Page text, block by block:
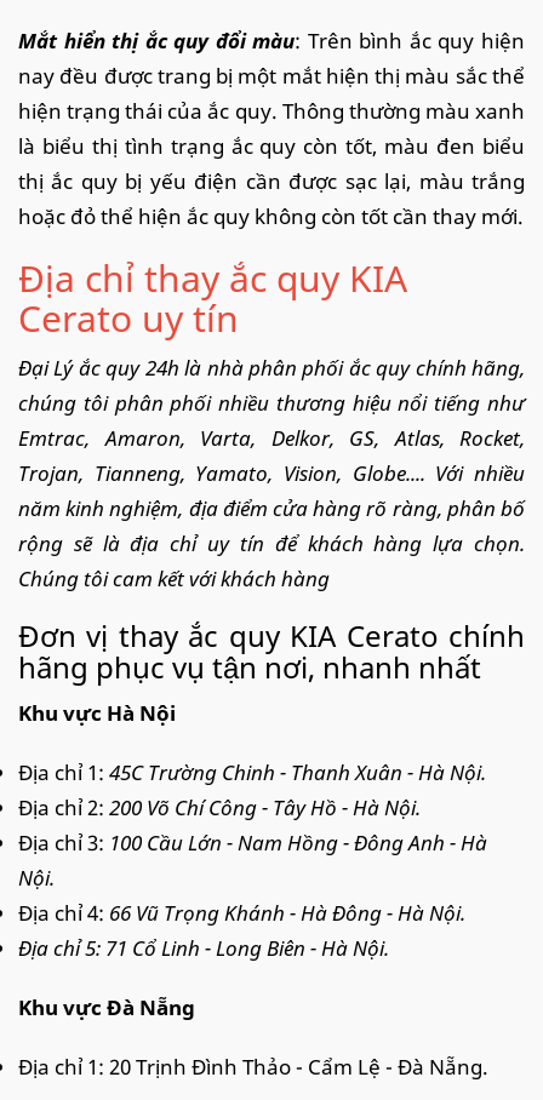
Mắt hiển thị ắc quy đổi màu: Trên bình ắc quy hiện
nay đều được trang bị một mắt hiện thị màu sắc thể
hiện trạng thái của ắc quy. Thông thường màu xanh
là biểu thị tình trạng ắc quy còn tốt, màu đen biểu
thị ắc quy bị yếu điện cần được sạc lại, màu trắng
hoặc đỏ thể hiện ắc quy không còn tốt cần thay mới.
Địa chỉ thay ắc quy KIA
Cerato uy tín
Đại Lý ắc quy 24h là nhà phân phối ắc quy chính hãng,
chúng tôi phân phối nhiều thương hiệu nổi tiếng như
Emtrac, Amaron, Varta, Delkor, GS, Atlas, Rocket,
Trojan, Tianneng, Yamato, Vision, Globe.... Với nhiều
năm kinh nghiệm, địa điểm cửa hàng rõ ràng, phân bố
rộng sẽ là địa chỉ uy tín để khách hàng lựa chọn.
Chúng tôi cam kết với khách hàng
Đơn vị thay ắc quy KIA Cerato chính
hãng phục vụ tận nơi, nhanh nhất
Khu vực Hà Nội
Địa chỉ 1: 45C Trường Chinh - Thanh Xuân - Hà Nội.
Địa chỉ 2: 200 Võ Chí Công - Tây Hồ - Hà Nội.
Địa chỉ 3: 100 Cầu Lớn - Nam Hồng - Đông Anh - Hà
Nội.
Địa chỉ 4: 66 Vũ Trọng Khánh - Hà Đông - Hà Nội.
Địa chỉ 5: 71 Cổ Linh - Long Biên - Hà Nội.
Khu vực Đà Nẵng
Địa chỉ 1: 20 Trịnh Đình Thảo - Cẩm Lệ - Đà Nẵng.